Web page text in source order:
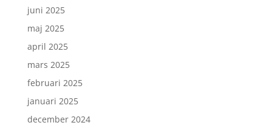
juni 2025
maj 2025
april 2025
mars 2025
februari 2025
januari 2025
december 2024